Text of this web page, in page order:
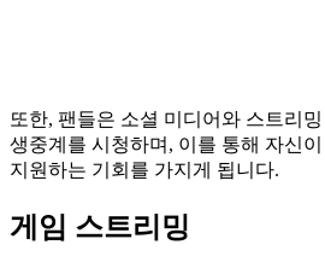
또한, 팬들은 소셜 미디어와 스트리
생중계를 시청하며, 이를 통해 자신
지원하는 기회를 가지게 됩니다.
게임 스트리밍